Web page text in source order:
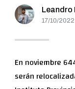
Leandro
17/10/2022
En noviembre
serán